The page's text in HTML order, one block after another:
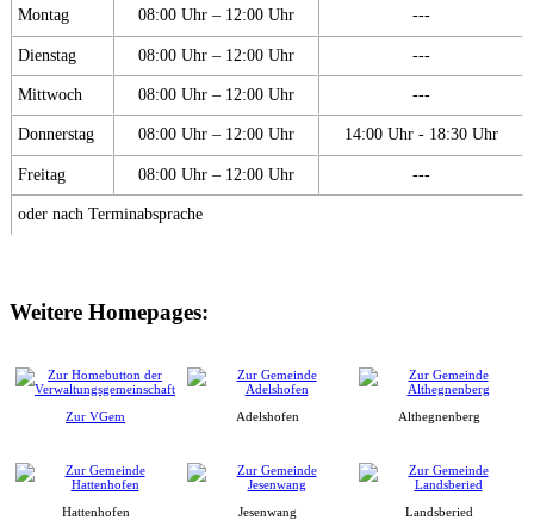
Montag 08:00 Uhr – 12:00 Uhr ---
Dienstag 08:00 Uhr – 12:00 Uhr ---
Mittwoch 08:00 Uhr – 12:00 Uhr ---
Donnerstag 08:00 Uhr – 12:00 Uhr 14:00 Uhr - 18:30 Uhr
Freitag 08:00 Uhr – 12:00 Uhr ---
oder nach Terminabsprache
Weitere Homepages:
Zur VGem Adelshofen Althegnenberg
Hattenhofen Jesenwang Landsberied